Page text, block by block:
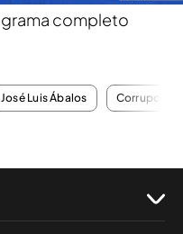
completo
José Luis Ábalos Corrupción